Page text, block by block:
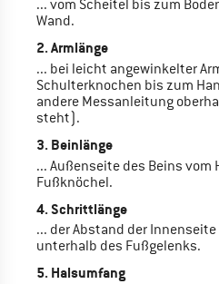
... vom Scheitel bis zum
Wand.
2. Armlänge
... bei leicht angewinkelter
Schulterknochen bis zum
andere Messanleitung
steht).
3. Beinlänge
... Außenseite des Beins
Fußknöchel.
4. Schrittlänge
... der Abstand der
unterhalb des Fußgelenks.
5. Halsumfang